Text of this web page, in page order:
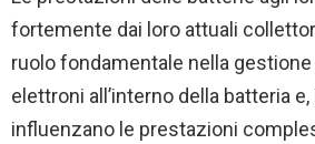
fortemente dai loro attuali
ruolo fondamentale nella
elettroni all’interno della batteria
influenzano le prestazioni